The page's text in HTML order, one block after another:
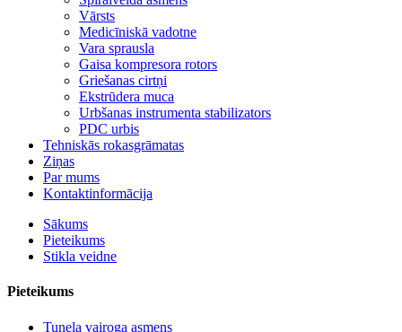
Vārsts
Medicīniskā vadotne
Vara sprausla
Gaisa kompresora rotors
Griešanas cirtņi
Ekstrūdera muca
Urbšanas instrumenta stabilizators
PDC urbis
Tehniskās rokasgrāmatas
Ziņas
Par mums
Kontaktinformācija
Sākums
Pieteikums
Stikla veidne
Pieteikums
Tuneļa vairoga asmens